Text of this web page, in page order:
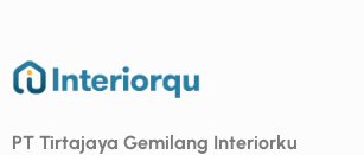
PT Tirtajaya Gemilang Interiorku